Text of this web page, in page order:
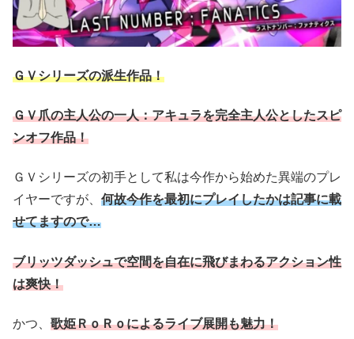
ＧＶシリーズの派生作品！
ＧＶ爪の主人公の一人：アキュラを完全主人公としたスピ
ンオフ作品！
ＧＶシリーズの初手として私は今作から始めた異端のプレ
イヤーですが、 何故今作を最初にプレイしたかは記事に載
せてますので…
ブリッツダッシュで空間を自在に飛びまわるアクション性
は爽快！
かつ、 歌姫ＲｏＲｏによるライブ展開も魅力！